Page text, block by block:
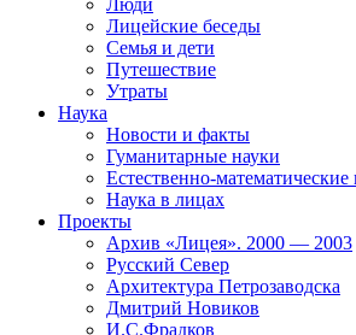
Люди
Лицейские беседы
Семья и дети
Путешествие
Утраты
Наука
Новости и факты
Гуманитарные науки
Естественно-математические
Наука в лицах
Проекты
Архив «Лицея». 2000 — 2003
Русский Север
Архитектура Петрозаводска
Дмитрий Новиков
И.С.Фрадков